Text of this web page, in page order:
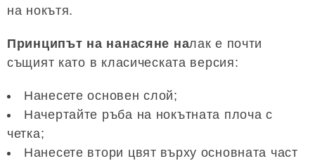
на нокътя.
Принципът на нанасяне налак е почти
същият като в класическата версия:
Нанесете основен слой;
Начертайте ръба на нокътната плоча с
четка;
Нанесете втори цвят върху основната част